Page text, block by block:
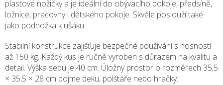
plastové nožičky a je ideální do obývacího pokoje, předsíně,
ložnice, pracovny i dětského pokoje. Skvěle poslouží také
jako podnožka k ušáku.
Stabilní konstrukce zajišťuje bezpečné používání s nosností
až 150 kg. Každý kus je ručně vyroben s důrazem na kvalitu a
detail. Výška sedu je 40 cm. Úložný prostor o rozměrech 35,5
× 35,5 × 28 cm pojme deku, polštáře nebo hračky.